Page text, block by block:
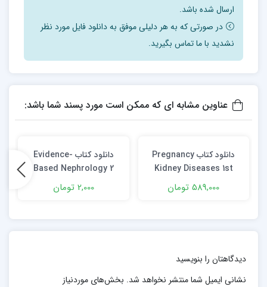
ارسال شده باشد.
در صورتی که به هر دلیلی موفق به دانلود فایل مورد نظر
نشدید با ما تماس بگیرید.
عناوین مشابه ای که ممکن است مورد پسند شما باشد:
دانلود کتاب Pregnancy
Kidney Diseases 1st
Edition
589,000 تومان
دانلود كتاب Evidence-
Based Nephrology 2
Volume Set 2nd Edition
2,000 تومان
دیدگاهتان را بنویسید
نشانی ایمیل شما منتشر نخواهد شد. بخش‌های موردنیاز